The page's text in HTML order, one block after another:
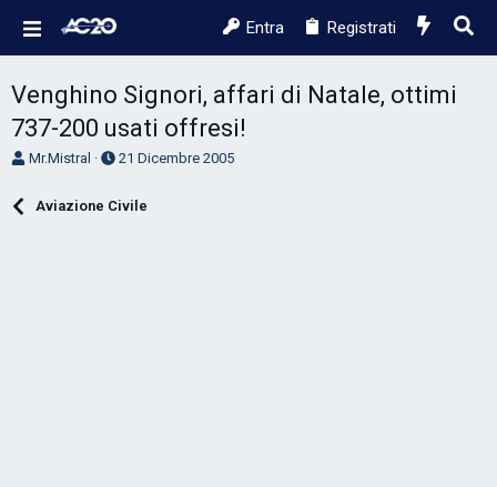
Entra Registrati
Venghino Signori, affari di Natale, ottimi
737-200 usati offresi!
A
Mr.Mistral
D
t
21 Dicembre 2005
Aviazione Civile